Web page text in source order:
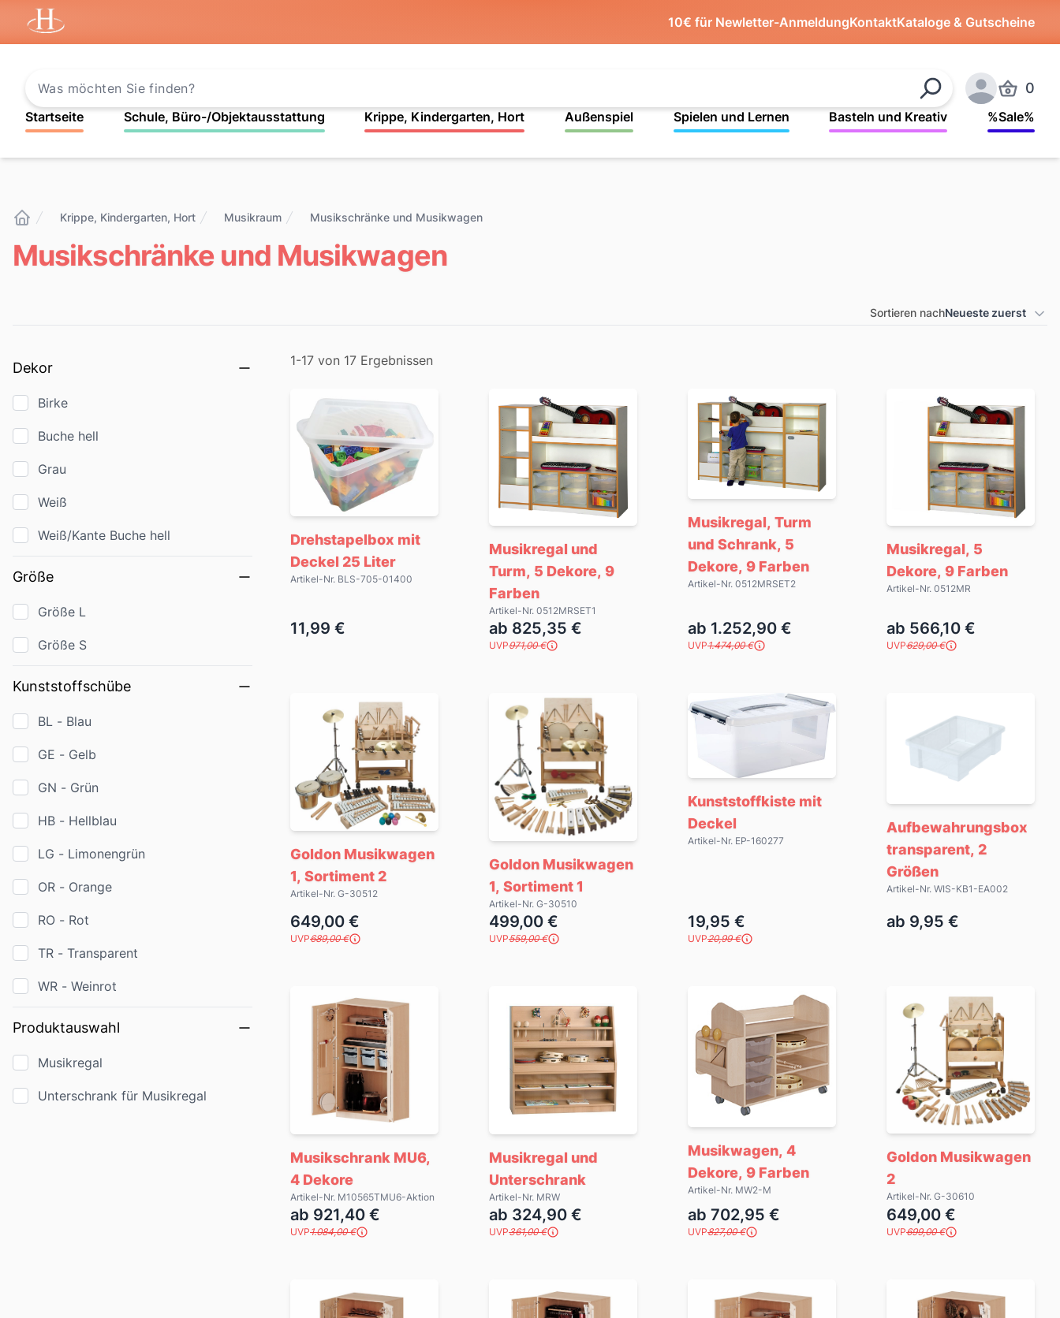
Startseite 10€ für Newletter-AnmeldungKontaktKataloge & Gutscheine
Suchen
Anmelden
Produkte
0
Startseite Schule, Büro-/Objektausstattung Krippe, Kindergarten, Hort Außenspiel Spielen und Lernen Basteln und Kreativ %Sale%
Krippe, Kindergarten, Hort Musikraum Musikschränke und Musikwagen
Musikschränke und Musikwagen
Produkt Sortierung
Sortieren nachNeueste zuerst
Filter
Dekor
Birke
Buche hell
Grau
Weiß
Weiß/Kante Buche hell
Größe
Größe L
Größe S
Kunststoffschübe
BL - Blau
GE - Gelb
GN - Grün
HB - Hellblau
LG - Limonengrün
OR - Orange
RO - Rot
TR - Transparent
WR - Weinrot
Produktauswahl
Musikregal
Unterschrank für Musikregal
1-17 von 17 Ergebnissen
Produkte
Drehstapelbox mit
Deckel 25 Liter
Artikel-Nr. BLS-705-01400
11,99 €
Musikregal und
Turm, 5 Dekore, 9
Farben
Artikel-Nr. 0512MRSET1
ab 825,35 €
UVP971,00 €
Musikregal, Turm
und Schrank, 5
Dekore, 9 Farben
Artikel-Nr. 0512MRSET2
ab 1.252,90 €
UVP1.474,00 €
Musikregal, 5
Dekore, 9 Farben
Artikel-Nr. 0512MR
ab 566,10 €
UVP629,00 €
Goldon Musikwagen
1, Sortiment 2
Artikel-Nr. G-30512
649,00 €
UVP689,00 €
Goldon Musikwagen
1, Sortiment 1
Artikel-Nr. G-30510
499,00 €
UVP559,00 €
Kunststoffkiste mit
Deckel
Artikel-Nr. EP-160277
19,95 €
UVP20,99 €
Aufbewahrungsbox
transparent, 2
Größen
Artikel-Nr. WIS-KB1-EA002
ab 9,95 €
Musikschrank MU6,
4 Dekore
Artikel-Nr. M10565TMU6-Aktion
ab 921,40 €
UVP1.084,00 €
Musikregal und
Unterschrank
Artikel-Nr. MRW
ab 324,90 €
UVP361,00 €
Musikwagen, 4
Dekore, 9 Farben
Artikel-Nr. MW2-M
ab 702,95 €
UVP827,00 €
Goldon Musikwagen
2
Artikel-Nr. G-30610
649,00 €
UVP699,00 €